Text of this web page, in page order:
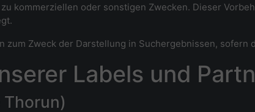
kommerziellen oder sonstigen Zwecken. Dieser
Zweck der Darstellung in Suchergebnissen, sofern
Labels und